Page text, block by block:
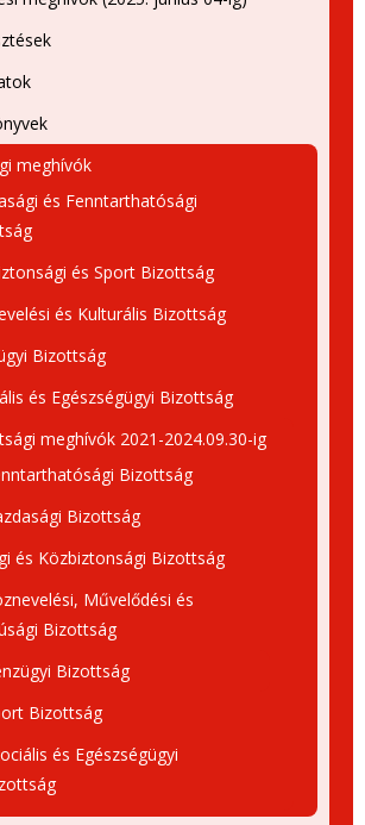
meghívók
és Fenntarthatósági
és Sport Bizottság
és Kulturális Bizottság
Bizottság
és Egészségügyi Bizottság
meghívók 2021-2024.09.30-ig
Bizottság
Bizottság
és Közbiztonsági Bizottság
Művelődési és
Bizottság
Bizottság
Bizottság
és Egészségügyi